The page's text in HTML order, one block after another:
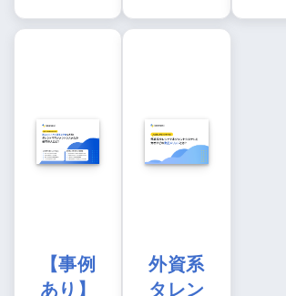
【事例
あり】
外資系
タレン